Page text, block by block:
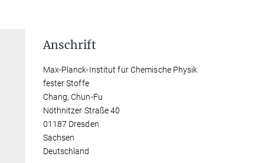
Anschrift
Max-Planck-Institut für Chemische Physik
fester Stoffe
Chang, Chun-Fu
Nöthnitzer Straße 40
01187 Dresden
Sachsen
Deutschland